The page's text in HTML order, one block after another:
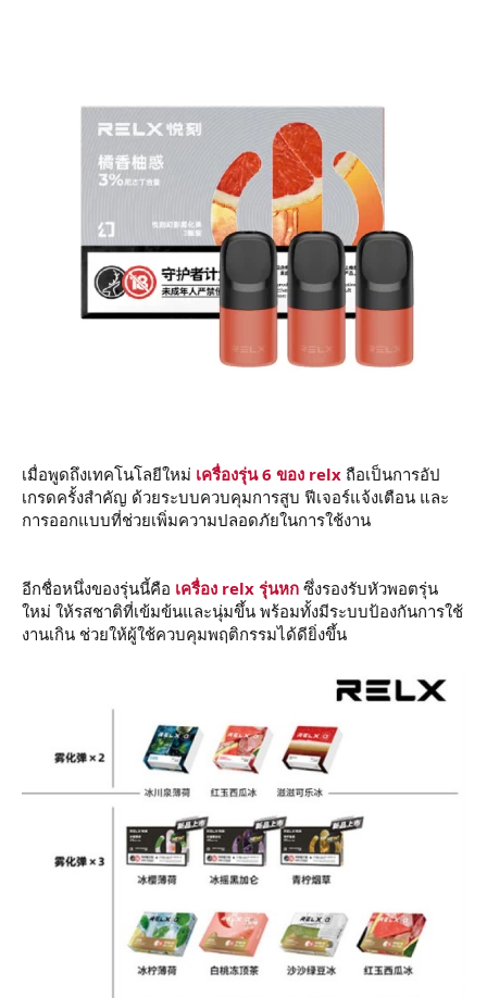
เมื่อพูดถึงเทคโนโลยีใหม่ เครื่องรุ่น 6 ของ relx ถือเป็นการอัป
เกรดครั้งสำคัญ ด้วยระบบควบคุมการสูบ ฟีเจอร์แจ้งเตือน และ
การออกแบบที่ช่วยเพิ่มความปลอดภัยในการใช้งาน
อีกชื่อหนึ่งของรุ่นนี้คือ เครื่อง relx รุ่นหก ซึ่งรองรับหัวพอตรุ่น
ใหม่ ให้รสชาติที่เข้มข้นและนุ่มขึ้น พร้อมทั้งมีระบบป้องกันการใช้
งานเกิน ช่วยให้ผู้ใช้ควบคุมพฤติกรรมได้ดียิ่งขึ้น